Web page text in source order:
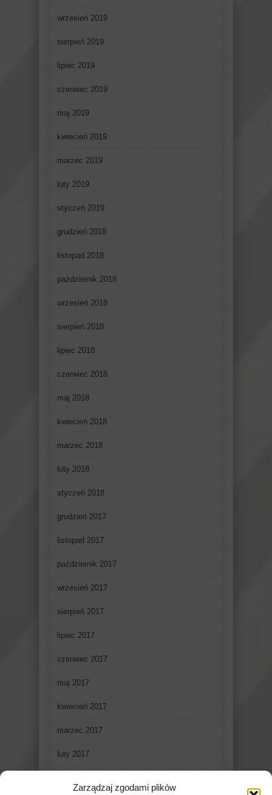
Zarządzaj zgodami plików
wrzesień 2019
sierpień 2019
lipiec 2019
czerwiec 2019
maj 2019
kwiecień 2019
marzec 2019
luty 2019
styczeń 2019
grudzień 2018
listopad 2018
październik 2018
wrzesień 2018
sierpień 2018
lipiec 2018
czerwiec 2018
maj 2018
kwiecień 2018
marzec 2018
luty 2018
styczeń 2018
grudzień 2017
listopad 2017
październik 2017
wrzesień 2017
sierpień 2017
lipiec 2017
czerwiec 2017
maj 2017
kwiecień 2017
marzec 2017
luty 2017